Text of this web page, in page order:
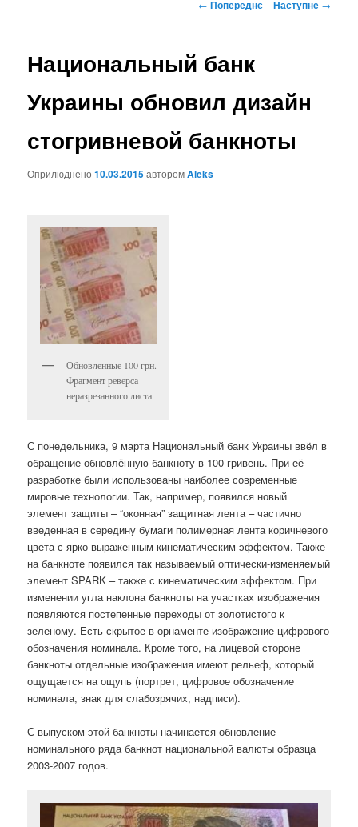
← Попереднє Наступне →
Национальный банк
Украины обновил дизайн
стогривневой банкноты
Оприлюднено10.03.2015авторомAleks
Обновленные 100 грн.
Фрагмент реверса
неразрезанного листа.
С понедельника, 9 марта Национальный банк Украины ввёл в
обращение обновлённую банкноту в 100 гривень. При её
разработке были использованы наиболее современные
мировые технологии. Так, например, появился новый
элемент защиты – “оконная” защитная лента – частично
введенная в середину бумаги полимерная лента коричневого
цвета с ярко выраженным кинематическим эффектом. Также
на банкноте появился так называемый оптически-изменяемый
элемент SPARK – также с кинематическим эффектом. При
изменении угла наклона банкноты на участках изображения
появляются постепенные переходы от золотистого к
зеленому. Есть скрытое в орнаменте изображение цифрового
обозначения номинала. Кроме того, на лицевой стороне
банкноты отдельные изображения имеют рельеф, который
ощущается на ощупь (портрет, цифровое обозначение
номинала, знак для слабозрячих, надписи).
С выпуском этой банкноты начинается обновление
номинального ряда банкнот национальной валюты образца
2003-2007 годов.